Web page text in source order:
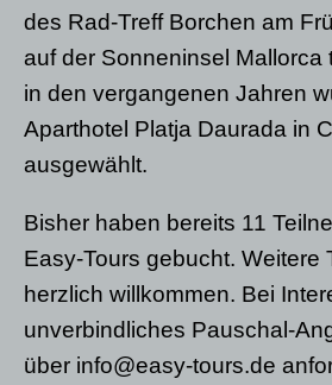
des Rad-Treff Borchen am
auf der Sonneninsel Mallorca
in den vergangenen Jahren
Aparthotel Platja Daurada in
ausgewählt.
Bisher haben bereits 11
Easy-Tours gebucht. Weitere
herzlich willkommen. Bei
unverbindliches Pauschal-
über info@easy-tours.de